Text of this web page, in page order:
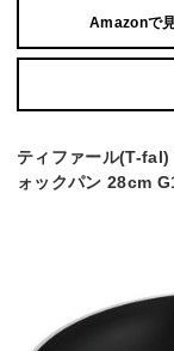
Amazonで
ティファール(T-fal)
ォックパン 28cm